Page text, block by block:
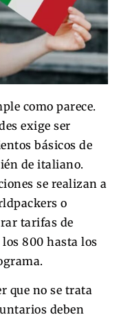
como parece.
exige ser
básicos de
de italiano.
se realizan a
o
tarifas de
800 hasta los
que no se trata
deben